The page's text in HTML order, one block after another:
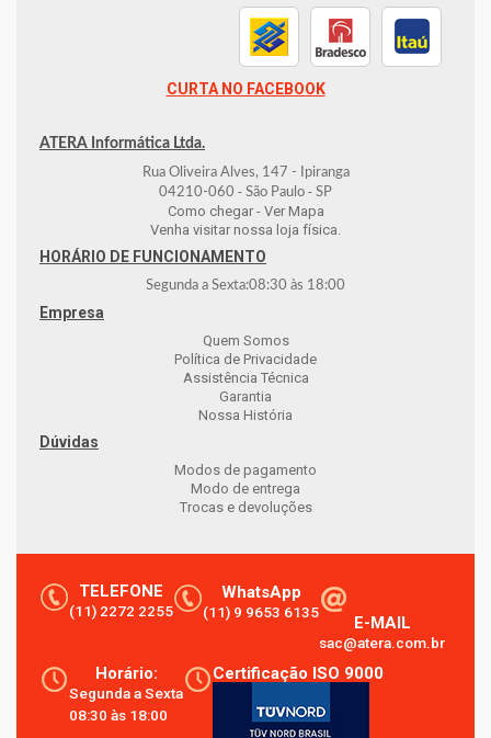
CURTA NO FACEBOOK
ATERA Informática Ltda.
Rua Oliveira Alves, 147 - Ipiranga
04210-060 - São Paulo - SP
Como chegar - Ver Mapa
Venha visitar nossa loja física.
HORÁRIO DE FUNCIONAMENTO
Segunda a Sexta:08:30 às 18:00
Empresa
Quem Somos
Política de Privacidade
Assistência Técnica
Garantia
Nossa História
Dúvidas
Modos de pagamento
Modo de entrega
Trocas e devoluções
TELEFONE
(11) 2272 2255
WhatsApp
(11) 9 9653 6135
E-MAIL
sac@atera.com.br
Horário:
Segunda a Sexta
08:30 às 18:00
Certificação ISO 9000